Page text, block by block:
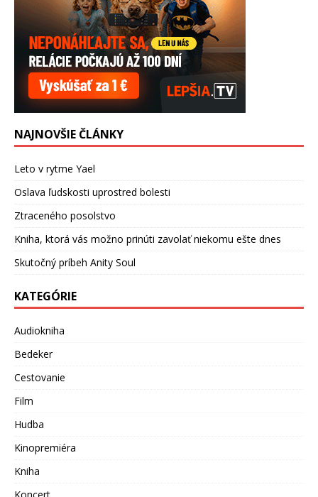
NAJNOVŠIE ČLÁNKY
Leto v rytme Yael
Oslava ľudskosti uprostred bolesti
Ztraceného posolstvo
Kniha, ktorá vás možno prinúti zavolať niekomu ešte dnes
Skutočný príbeh Anity Soul
KATEGÓRIE
Audiokniha
Bedeker
Cestovanie
Film
Hudba
Kinopremiéra
Kniha
Koncert